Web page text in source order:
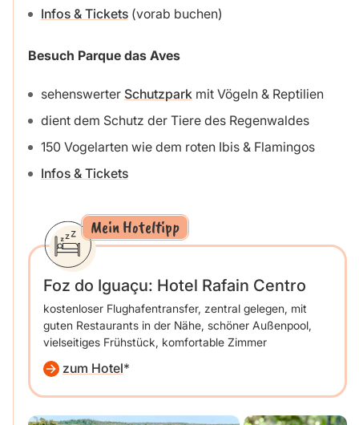
Infos & Tickets(vorab buchen)
Besuch Parque das Aves
sehenswerter Schutzparkmit Vögeln & Reptilien
dient dem Schutz der Tiere des Regenwaldes
150 Vogelarten wie dem roten Ibis & Flamingos
Infos & Tickets
Mein Hoteltipp
Foz do Iguaçu: Hotel Rafain Centro
kostenloser Flughafentransfer, zentral gelegen, mit
guten Restaurants in der Nähe, schöner Außenpool,
vielseitiges Frühstück, komfortable Zimmer
zum Hotel